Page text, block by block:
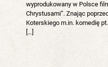
wyprodukowany w Polsce
Chrystusami”. Znając
Koterskiego m.in. komedię
[…]